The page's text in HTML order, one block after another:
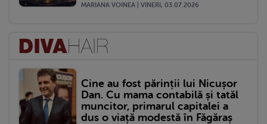
MARIANA VOINEA | VINERI, 03.07.2026
Cine au fost părinții lui Nicușor
Dan. Cu mama contabilă și tatăl
muncitor, primarul capitalei a
dus o viață modestă în Făgăraș